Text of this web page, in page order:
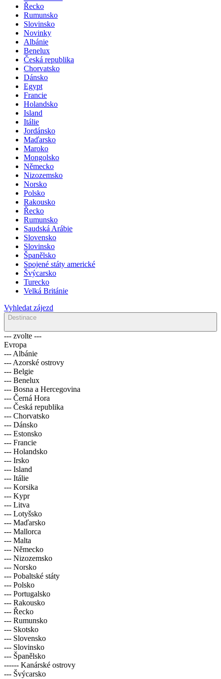
Řecko
Rumunsko
Slovinsko
Novinky
Albánie
Benelux
Česká republika
Chorvatsko
Dánsko
Egypt
Francie
Holandsko
Island
Itálie
Jordánsko
Maďarsko
Maroko
Mongolsko
Německo
Nizozemsko
Norsko
Polsko
Rakousko
Řecko
Rumunsko
Saudská Arábie
Slovensko
Slovinsko
Španělsko
Spojené státy americké
Švýcarsko
Turecko
Velká Británie
Vyhledat zájezd
Destinace
--- zvolte ---
Evropa
--- Albánie
--- Azorské ostrovy
--- Belgie
--- Benelux
--- Bosna a Hercegovina
--- Černá Hora
--- Česká republika
--- Chorvatsko
--- Dánsko
--- Estonsko
--- Francie
--- Holandsko
--- Irsko
--- Island
--- Itálie
--- Korsika
--- Kypr
--- Litva
--- Lotyšsko
--- Maďarsko
--- Mallorca
--- Malta
--- Německo
--- Nizozemsko
--- Norsko
--- Pobaltské státy
--- Polsko
--- Portugalsko
--- Rakousko
--- Řecko
--- Rumunsko
--- Skotsko
--- Slovensko
--- Slovinsko
--- Španělsko
------ Kanárské ostrovy
--- Švýcarsko